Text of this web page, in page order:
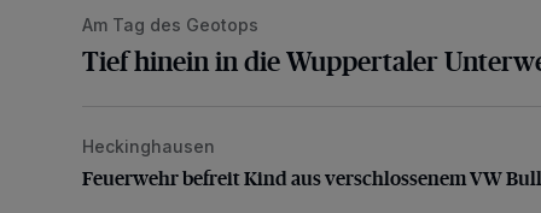
Am Tag des Geotops
Tief hinein in die Wuppertaler
Feuerwehr befreit Kind aus verschlossenem VW Bulli
Heckinghausen
Feuerwehr befreit Kind aus verschlossenem VW